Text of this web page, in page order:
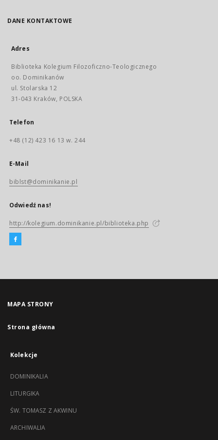
DANE KONTAKTOWE
Adres
Biblioteka Kolegium Filozoficzno-Teologicznego
oo. Dominikanów
ul. Stolarska 12
31-043 Kraków, POLSKA
Telefon
+48 (12) 423 16 13 w. 244
E-Mail
biblst@dominikanie.pl
Odwiedź nas!
http://kolegium.dominikanie.pl/biblioteka.php
MAPA STRONY
Strona główna
Kolekcje
DOMINIKALIA
LITURGIKA
ŚW. TOMASZ Z AKWINU
ARCHIWALIA